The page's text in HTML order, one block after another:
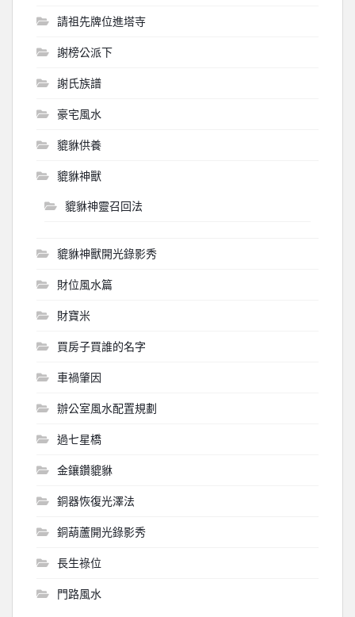
請祖先牌位進塔寺
謝榜公派下
謝氏族譜
豪宅風水
貔貅供養
貔貅神獸
貔貅神靈召回法
貔貅神獸開光錄影秀
財位風水篇
財寶米
買房子買誰的名字
車禍肇因
辦公室風水配置規劃
過七星橋
金鑲鑽貔貅
銅器恢復光澤法
銅葫蘆開光錄影秀
長生祿位
門路風水